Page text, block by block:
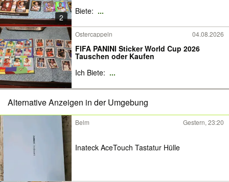
2
Biete: ...
Ostercappeln 04.08.2026
FIFA PANINI Sticker World Cup 2026
Tauschen oder Kaufen
Ich Biete: ...
Alternative Anzeigen in der Umgebung
Belm Gestern, 23:20
Inateck AceTouch Tastatur Hülle